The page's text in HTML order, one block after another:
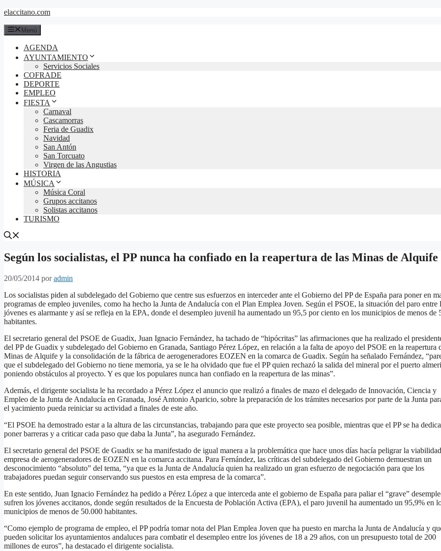
Saltar
contenido
elaccitano.com
Menú
AGENDA
AYUNTAMIENTO
Servicios Sociales
COFRADE
DEPORTE
EMPLEO
FIESTA
Carnaval
Cascamorras
Feria de Guadix
Navidad
San Antón
San Torcuato
Virgen de las Angustias
HISTORIA
MÚSICA
Música Coral
Grupos accitanos
Solistas accitanos
TURISMO
Según los socialistas, el PP nunca ha confiado en la reapertura de las Minas de Alquife
20/05/2014 poradmin
Los socialistas piden al subdelegado del Gobierno que centre sus esfuerzos en interceder ante el Gobierno del PP de España para poner en
programas de empleo juveniles, como ha hecho la Junta de Andalucía con el Plan Emplea Joven. Según el PSOE, la situación del paro entre
jóvenes es alarmante y así se refleja en la EPA, donde el desempleo juvenil ha aumentado un 95,5 por ciento en los municipios de menos de
habitantes.
El secretario general del PSOE de Guadix, Juan Ignacio Fernández, ha tachado de “hipócritas” las afirmaciones que ha realizado el
del PP de Guadix y subdelegado del Gobierno en Granada, Santiago Pérez López, en relación a la falta de apoyo del PSOE en la reapertura
Minas de Alquife y la consolidación de la fábrica de aerogeneradores EOZEN en la comarca de Guadix. Según ha señalado Fernández,
que el subdelegado del Gobierno no tiene memoria, ya se le ha olvidado que fue el PP quien rechazó la salida del mineral por el puerto
poniendo obstáculos al proyecto. Y es que los populares nunca han confiado en la reapertura de las minas”.
Además, el dirigente socialista le ha recordado a Pérez López el anuncio que realizó a finales de mazo el delegado de Innovación, Ciencia y
Empleo de la Junta de Andalucía en Granada, José Antonio Aparicio, sobre la preparación de los trámites necesarios por parte de la Junta
el yacimiento pueda reiniciar su actividad a finales de este año.
“El PSOE ha demostrado estar a la altura de las circunstancias, trabajando para que este proyecto sea posible, mientras que el PP se ha
poner barreras y a criticar cada paso que daba la Junta”, ha asegurado Fernández.
El secretario general del PSOE de Guadix se ha manifestado de igual manera a la problemática que hace unos días hacía peligrar la
empresa de aerogeneradores de EOZEN en la comarca accitana. Para Fernández, las críticas del subdelegado del Gobierno demuestran un
desconocimiento “absoluto” del tema, “ya que es la Junta de Andalucía quien ha realizado un gran esfuerzo de negociación para que los
trabajadores puedan seguir conservando sus puestos en esta empresa de la comarca”.
En este sentido, Juan Ignacio Fernández ha pedido a Pérez López a que interceda ante el gobierno de España para paliar el “grave”
sufren los jóvenes accitanos, donde según resultados de la Encuesta de Población Activa (EPA), el paro juvenil ha aumentado un 95,9% en
municipios de menos de 50.000 habitantes.
“Como ejemplo de programa de empleo, el PP podría tomar nota del Plan Emplea Joven que ha puesto en marcha la Junta de Andalucía y
pueden solicitar los ayuntamientos andaluces para combatir el desempleo entre los jóvenes de 18 a 29 años, con un presupuesto total de 200
millones de euros”, ha destacado el dirigente socialista.